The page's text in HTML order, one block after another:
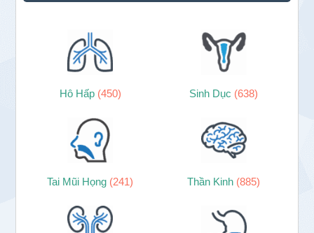
Hô Hấp (450) Sinh Dục (638)
Tai Mũi Họng (241) Thần Kinh (885)